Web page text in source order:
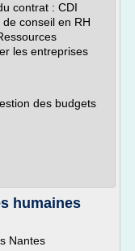
contrat : CDI
conseil en RH
les entreprises
des budgets
humaines
Nantes